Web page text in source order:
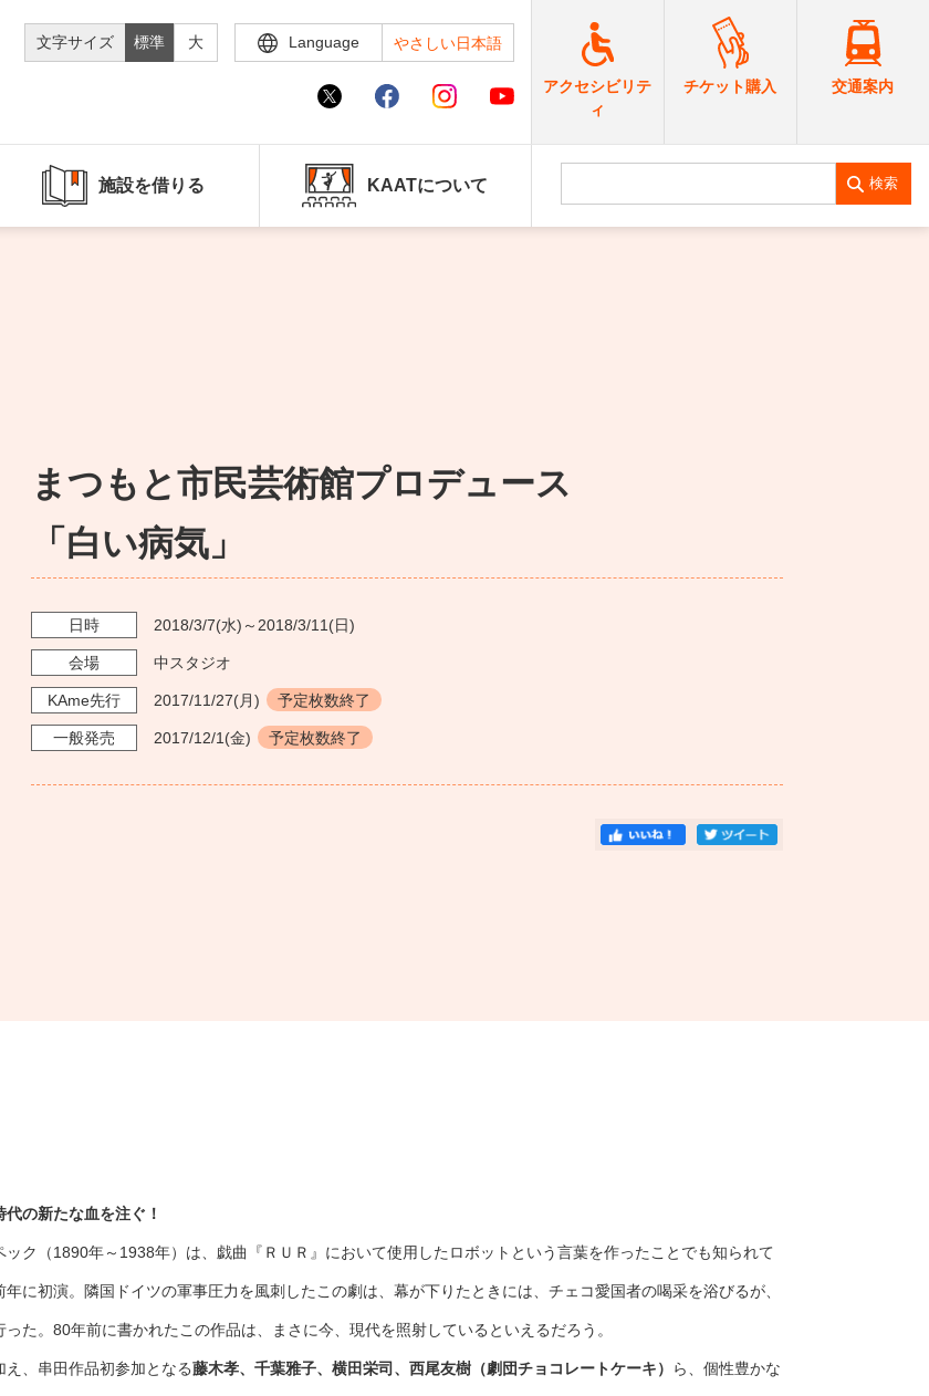
文字サイズ 標準 大 Language やさしい日本語
アクセシビリテ
ィ
チケット購入 交通案内
施設を借りる KAATについて 検索
まつもと市民芸術館プロデュース
「白い病気」
日時 2018/3/7(水)～ 2018/3/11 (日)
会場 中スタジオ
KAme先行 2017/11/27(月) 予定枚数終了
一般発売 2017/12/1 (金) 予定枚数終了
の新たな血を注ぐ！
ク（1890年～1938年）は、戯曲『ＲＵＲ』において使用したロボットという言葉を作ったことでも知られて
に初演。隣国ドイツの軍事圧力を風刺したこの劇は、幕が下りたときには、チェコ愛国者の喝采を浴びるが、
た。80年前に書かれたこの作品は、まさに今、現代を照射しているといえるだろう。
え、串田作品初参加となる藤木孝、千葉雅子、横田栄司、西尾友樹（劇団チョコレートケーキ） ら、個性豊かな